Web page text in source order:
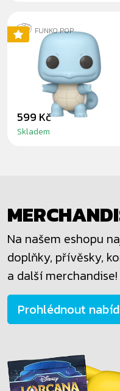
FUNKO POP
SQUIRTLE (SOFT
COLOR)
599 Kč
Skladem
Na našem eshopu
doplňky, přívěsky,
a další merchandise!
Prohlédnout